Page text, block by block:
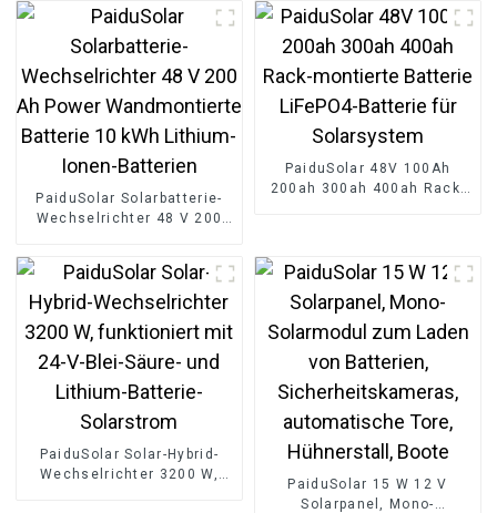
Energiespeichercontainer
Lithiumbatterie
PaiduSolar Solarbatterie-
Wechselrichter 48 V 200
Ionen-Batterien
PaiduSolar 48V 100Ah
200ah 300ah 400ah Rack-
PaiduSolar Solar-Hybrid-
Wechselrichter 3200 W,
PaiduSolar 15 W 12 V
Solarpanel, Mono-